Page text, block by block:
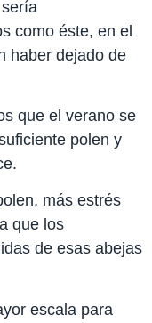
como éste, en el
haber dejado de
que el verano se
polen y
más estrés
que los
de esas abejas
escala para